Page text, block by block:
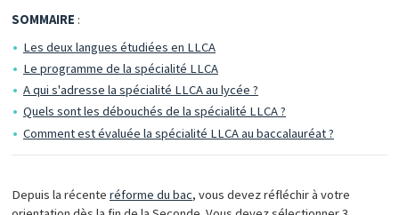
SOMMAIRE :
Les deux langues étudiées en LLCA
Le programme de la spécialité LLCA
A qui s'adresse la spécialité LLCA au lycée ?
Quels sont les débouchés de la spécialité LLCA ?
Comment est évaluée la spécialité LLCA au baccalauréat ?
Depuis la récente réforme du bac, vous devez réfléchir à votre